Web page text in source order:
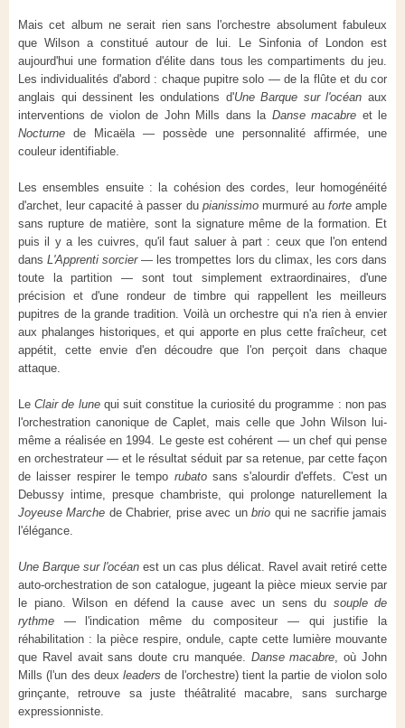
Mais cet album ne serait rien sans l'orchestre absolument fabuleux
que Wilson a constitué autour de lui. Le Sinfonia of London est
aujourd'hui une formation d'élite dans tous les compartiments du jeu.
Les individualités d'abord : chaque pupitre solo — de la flûte et du cor
anglais qui dessinent les ondulations d'Une Barque sur l'océan aux
interventions de violon de John Mills dans la Danse macabre et le
Nocturne de Micaëla — possède une personnalité affirmée, une
couleur identifiable.
Les ensembles ensuite : la cohésion des cordes, leur homogénéité
d'archet, leur capacité à passer du pianissimomurmuré au forteample
sans rupture de matière, sont la signature même de la formation. Et
puis il y a les cuivres, qu'il faut saluer à part : ceux que l'on entend
dansL'Apprenti sorcier— les trompettes lors du climax, les cors dans
toute la partition — sont tout simplement extraordinaires, d'une
précision et d'une rondeur de timbre qui rappellent les meilleurs
pupitres de la grande tradition. Voilà un orchestre qui n'a rien à envier
aux phalanges historiques, et qui apporte en plus cette fraîcheur, cet
appétit, cette envie d'en découdre que l'on perçoit dans chaque
attaque.
LeClair de lunequi suit constitue la curiosité du programme : non pas
l'orchestration canonique de Caplet, mais celle que John Wilson lui-
même a réalisée en 1994. Le geste est cohérent — un chef qui pense
en orchestrateur — et le résultat séduit par sa retenue, par cette façon
de laisser respirer le tempo rubatosans s'alourdir d'effets. C'est un
Debussy intime, presque chambriste, qui prolonge naturellement la
Joyeuse Marche de Chabrier, prise avec unbrio qui ne sacrifie jamais
l'élégance.
Une Barque sur l'océan est un cas plus délicat. Ravel avait retiré cette
auto-orchestration de son catalogue, jugeant la pièce mieux servie par
le piano. Wilson en défend la cause avec un sens du souple de
rythme — l'indication même du compositeur — qui justifie la
réhabilitation : la pièce respire, ondule, capte cette lumière mouvante
que Ravel avait sans doute cru manquée. Danse macabre , où John
Mills (l'un des deux leaders de l'orchestre) tient la partie de violon solo
grinçante, retrouve sa juste théâtralité macabre, sans surcharge
expressionniste.